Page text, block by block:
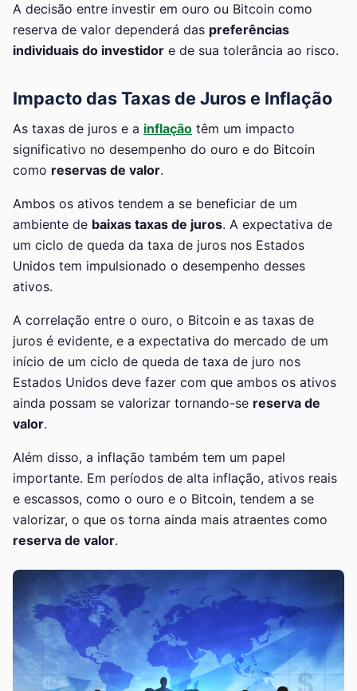
A decisão entre investir em ouro ou Bitcoin como
reserva de valor dependerá das preferências
individuais do investidor e de sua tolerância ao risco.
Impacto das Taxas de Juros e Inflação
As taxas de juros e a inflação têm um impacto
significativo no desempenho do ouro e do Bitcoin
como reservas de valor.
Ambos os ativos tendem a se beneficiar de um
ambiente de baixas taxas de juros. A expectativa de
um ciclo de queda da taxa de juros nos Estados
Unidos tem impulsionado o desempenho desses
ativos.
A correlação entre o ouro, o Bitcoin e as taxas de
juros é evidente, e a expectativa do mercado de um
início de um ciclo de queda de taxa de juro nos
Estados Unidos deve fazer com que ambos os ativos
ainda possam se valorizar tornando-se reserva de
valor.
Além disso, a inflação também tem um papel
importante. Em períodos de alta inflação, ativos reais
e escassos, como o ouro e o Bitcoin, tendem a se
valorizar, o que os torna ainda mais atraentes como
reserva de valor.